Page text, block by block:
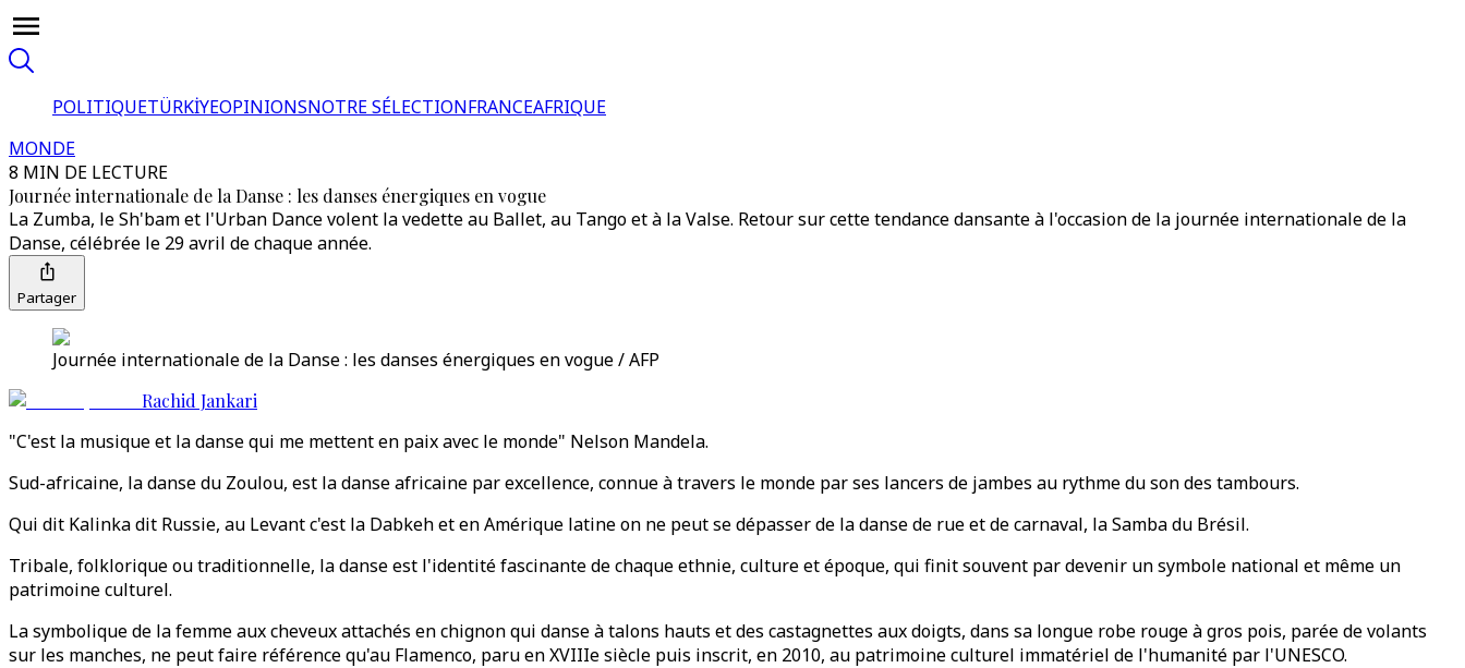
POLITIQUETÜRKİYEOPINIONSNOTRE SÉLECTIONFRANCEAFRIQUE
MONDE
8 MIN DE LECTURE
Journée internationale de la Danse : les danses énergiques en vogue
La Zumba, le Sh'bam et l'Urban Dance volent la vedette au Ballet, au Tango et à la Valse. Retour sur cette tendance dansante à l'occasion de la journée internationale de la
Danse, célébrée le 29 avril de chaque année.
Partager
Journée internationale de la Danse : les danses énergiques en vogue / AFP
Rachid Jankari
"C'est la musique et la danse qui me mettent en paix avec le monde" Nelson Mandela.
Sud-africaine, la danse du Zoulou, est la danse africaine par excellence, connue à travers le monde par ses lancers de jambes au rythme du son des tambours.
Qui dit Kalinka dit Russie, au Levant c'est la Dabkeh et en Amérique latine on ne peut se dépasser de la danse de rue et de carnaval, la Samba du Brésil.
Tribale, folklorique ou traditionnelle, la danse est l'identité fascinante de chaque ethnie, culture et époque, qui finit souvent par devenir un symbole national et même un
patrimoine culturel.
La symbolique de la femme aux cheveux attachés en chignon qui danse à talons hauts et des castagnettes aux doigts, dans sa longue robe rouge à gros pois, parée de volants
sur les manches, ne peut faire référence qu'au Flamenco, paru en XVIIIe siècle puis inscrit, en 2010, au patrimoine culturel immatériel de l'humanité par l'UNESCO.